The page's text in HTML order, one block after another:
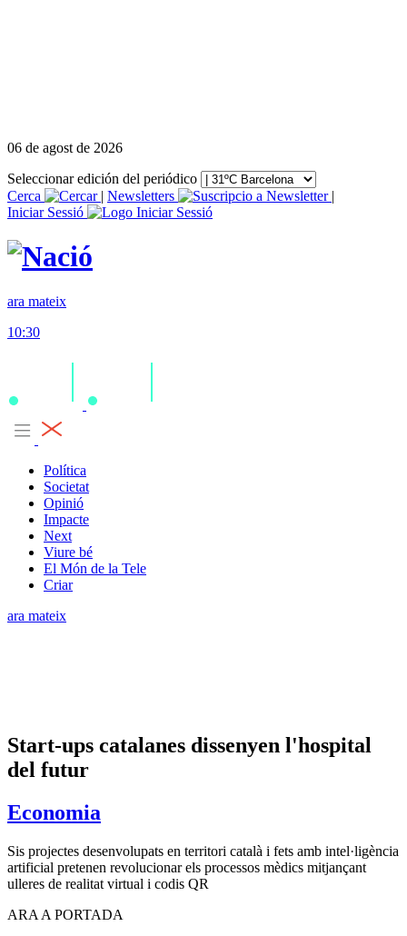
06 de agost de 2026
Seleccionar edición del periódico
Cerca
| Newsletters
|
Iniciar Sessió
ara mateix
10:30
Política
Societat
Opinió
Impacte
Next
Viure bé
El Món de la Tele
Criar
ara mateix
Start-ups catalanes dissenyen l'hospital
del futur
Economia
Sis projectes desenvolupats en territori català i fets amb intel·ligència
artificial pretenen revolucionar els processos mèdics mitjançant
ulleres de realitat virtual i codis QR
ARA A PORTADA